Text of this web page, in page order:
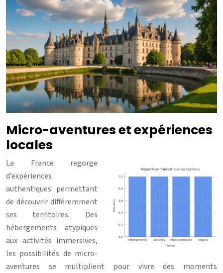
Micro-aventures et expériences
locales
La France regorge
d’expériences
authentiques permettant
de découvrir différemment
ses territoires. Des
hébergements atypiques
aux activités immersives,
les possibilités de micro-
aventures se multiplient pour vivre des moments